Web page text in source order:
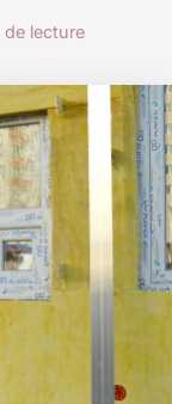
de lecture